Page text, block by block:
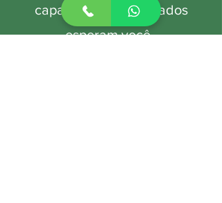
capacitados e dedicados
esperam você.